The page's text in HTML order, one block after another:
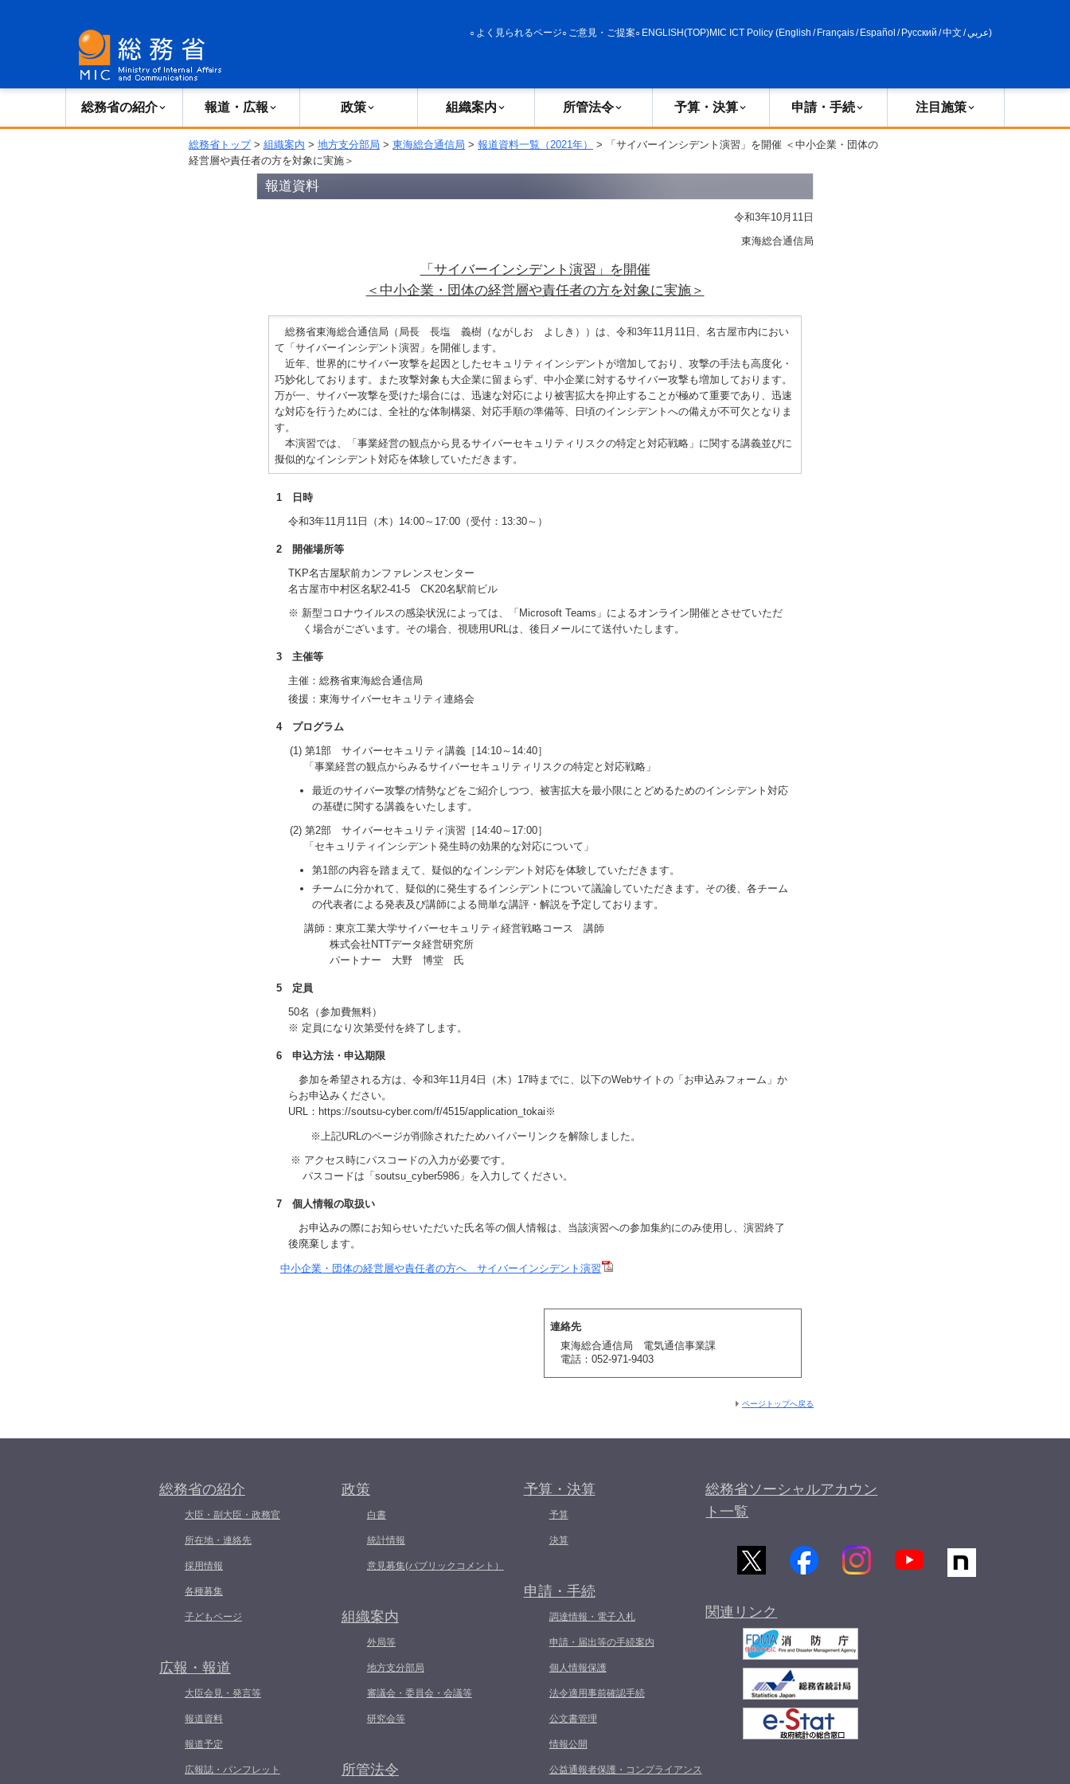
よく見られるページ ご意見・ご提案 ENGLISH(TOP)MIC ICT Policy (English / Français/ Español / Русский /中文 /عربي)
総務省の紹介 報道・広報 政策 組織案内 所管法令 予算・決算 申請・手続 注目施策
総務省トップ> 組織案内 > 地方支分部局 > 東海総合通信局 > 報道資料一覧（2021年）
> 「サイバーインシデント演習」を開催 ＜中小企業・団体の
経営層や責任者の方を対象に実施＞
報道資料
令和3年10月11日
東海総合通信局
「サイバーインシデント演習」を開催
＜中小企業・団体の経営層や責任者の方を対象に実施＞
総務省東海総合通信局（局長 長塩 義樹（ながしお よしき））は、令和3年11月11日、名古屋市内におい
て「サイバーインシデント演習」を開催します。
近年、世界的にサイバー攻撃を起因としたセキュリティインシデントが増加しており、攻撃の手法も高度化・
巧妙化しております。また攻撃対象も大企業に留まらず、中小企業に対するサイバー攻撃も増加しております。
万が一、サイバー攻撃を受けた場合には、迅速な対応により被害拡大を抑止することが極めて重要であり、迅速
な対応を行うためには、全社的な体制構築、対応手順の準備等、日頃のインシデントへの備えが不可欠となりま
す。
本演習では、「事業経営の観点から見るサイバーセキュリティリスクの特定と対応戦略」に関する講義並びに
擬似的なインシデント対応を体験していただきます。
1 日時
令和3年11月11日（木）14:00～17:00（受付：13:30～）
2 開催場所等
TKP名古屋駅前カンファレンスセンター
名古屋市中村区名駅2-41-5 CK20名駅前ビル
※ 新型コロナウイルスの感染状況によっては、「Microsoft Teams」によるオンライン開催とさせていただ
く場合がございます。その場合、視聴用URLは、後日メールにて送付いたします。
3 主催等
主催：総務省東海総合通信局
後援：東海サイバーセキュリティ連絡会
4 プログラム
(1) 第1部 サイバーセキュリティ講義［14:10～14:40］
「事業経営の観点からみるサイバーセキュリティリスクの特定と対応戦略」
最近のサイバー攻撃の情勢などをご紹介しつつ、被害拡大を最小限にとどめるためのインシデント対応
の基礎に関する講義をいたします。
(2) 第2部 サイバーセキュリティ演習［14:40～17:00］
「セキュリティインシデント発生時の効果的な対応について」
第1部の内容を踏まえて、疑似的なインシデント対応を体験していただきます。
チームに分かれて、疑似的に発生するインシデントについて議論していただきます。その後、各チーム
の代表者による発表及び講師による簡単な講評・解説を予定しております。
講師：東京工業大学サイバーセキュリティ経営戦略コース 講師
株式会社NTTデータ経営研究所
パートナー 大野 博堂 氏
5 定員
50名（参加費無料）
※ 定員になり次第受付を終了します。
6 申込方法・申込期限
参加を希望される方は、令和3年11月4日（木）17時までに、以下のWebサイトの「お申込みフォーム」か
らお申込みください。
URL：https://soutsu-cyber.com/f/4515/application_tokai※
※上記URLのページが削除されたためハイパーリンクを解除しました。
※ アクセス時にパスコードの入力が必要です。
パスコードは「soutsu_cyber5986」を入力してください。
7 個人情報の取扱い
お申込みの際にお知らせいただいた氏名等の個人情報は、当該演習への参加集約にのみ使用し、演習終了
後廃棄します。
中小企業・団体の経営層や責任者の方へ サイバーインシデント演習
連絡先
東海総合通信局 電気通信事業課
電話：052-971-9403
ページトップへ戻る
総務省の紹介
大臣・副大臣・政務官
所在地・連絡先
採用情報
各種募集
子どもページ
広報・報道
大臣会見・発言等
報道資料
報道予定
広報誌・パンフレット
政策
白書
統計情報
意見募集(パブリックコメント）
組織案内
外局等
地方支分部局
審議会・委員会・会議等
研究会等
所管法令
予算・決算
予算
決算
申請・手続
調達情報・電子入札
申請・届出等の手続案内
個人情報保護
法令適用事前確認手続
公文書管理
情報公開
公益通報者保護・コンプライアンス
総務省ソーシャルアカウン
ト一覧
関連リンク